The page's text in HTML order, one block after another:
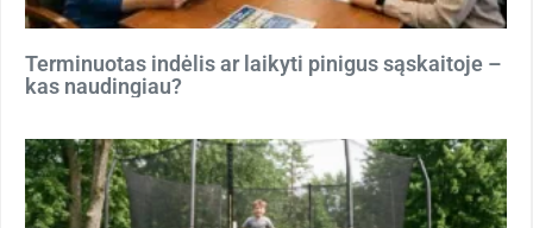
Terminuotas indėlis ar laikyti pinigus sąskaitoje –
kas naudingiau?